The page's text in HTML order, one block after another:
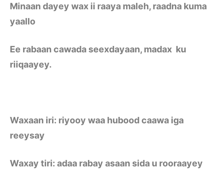
Minaan dayey wax ii raaya maleh, raadna kuma
yaallo
Ee rabaan cawada seexdayaan, madax ku
riiqaayey.
Waxaan iri: riyooy waa hubood caawa iga
reeysay
Waxay tiri: adaa rabay asaan sida u rooraayey